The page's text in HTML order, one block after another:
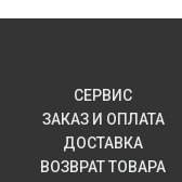
СЕРВИС
ЗАКАЗ И ОПЛАТА
ДОСТАВКА
ВОЗВРАТ ТОВАРА